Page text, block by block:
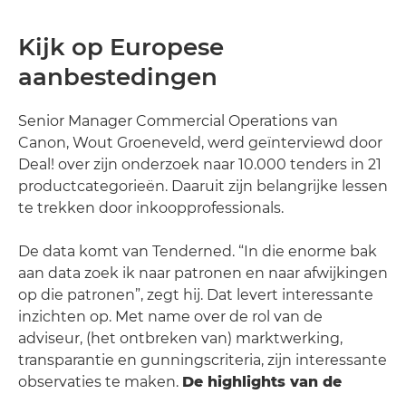
Kijk op Europese
aanbestedingen
Senior Manager Commercial Operations van
Canon, Wout Groeneveld, werd geïnterviewd door
Deal! over zijn onderzoek naar 10.000 tenders in 21
productcategorieën. Daaruit zijn belangrijke lessen
te trekken door inkoopprofessionals.
De data komt van Tenderned. “In die enorme bak
aan data zoek ik naar patronen en naar afwijkingen
op die patronen”, zegt hij. Dat levert interessante
inzichten op. Met name over de rol van de
adviseur, (het ontbreken van) marktwerking,
transparantie en gunningscriteria, zijn interessante
observaties te maken. De highlights van de